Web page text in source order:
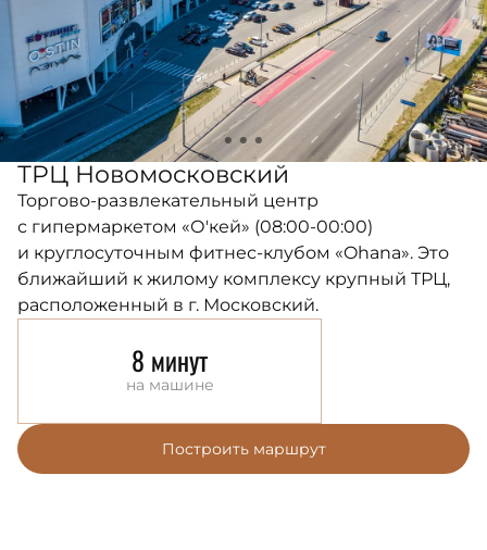
ТРЦ Новомосковский
Торгово-развлекательный центр
с гипермаркетом «О'кей» (08:00-00:00)
и круглосуточным фитнес-клубом «Ohana». Это
ближайший к жилому комплексу крупный ТРЦ,
расположенный в г. Московский.
8 минут
на машине
Построить маршрут